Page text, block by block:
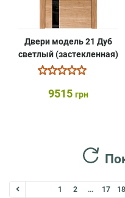
Двери модель 21 Дуб
светлый (застекленная)
9515 грн
1 2 ... 17 18